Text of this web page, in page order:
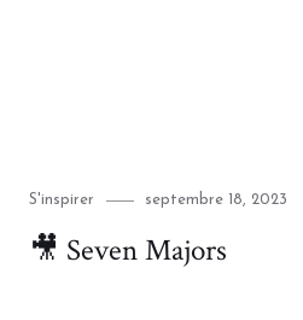
Category
S'inspirer
Posted
septembre 18, 2023
🎥 Seven Majors